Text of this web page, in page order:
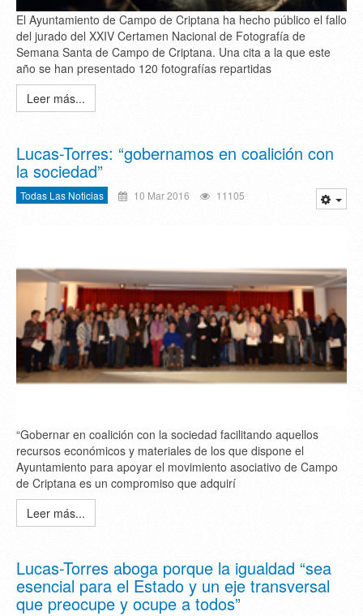
El Ayuntamiento de Campo de Criptana ha hecho público el fallo
del jurado del XXIV Certamen Nacional de Fotografía de
Semana Santa de Campo de Criptana. Una cita a la que este
año se han presentado 120 fotografías repartidas
Leer más...
Lucas-Torres: “gobernamos en coalición con
la sociedad”
Todas Las Noticias 10 Mar 2016 11105
“Gobernar en coalición con la sociedad facilitando aquellos
recursos económicos y materiales de los que dispone el
Ayuntamiento para apoyar el movimiento asociativo de Campo
de Criptana es un compromiso que adquirí
Leer más...
Lucas-Torres aboga porque la igualdad “sea
esencial para el Estado y un eje transversal
que preocupe y ocupe a todos”